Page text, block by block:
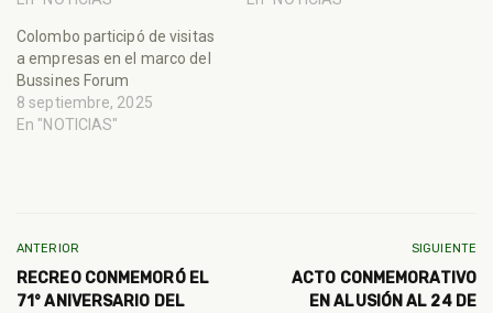
Colombo participó de visitas
a empresas en el marco del
Bussines Forum
8 septiembre, 2025
En "NOTICIAS"
ANTERIOR
RECREO CONMEMORÓ EL
71° ANIVERSARIO DEL
SIGUIENTE
ACTO CONMEMORATIVO
EN ALUSIÓN AL 24 DE